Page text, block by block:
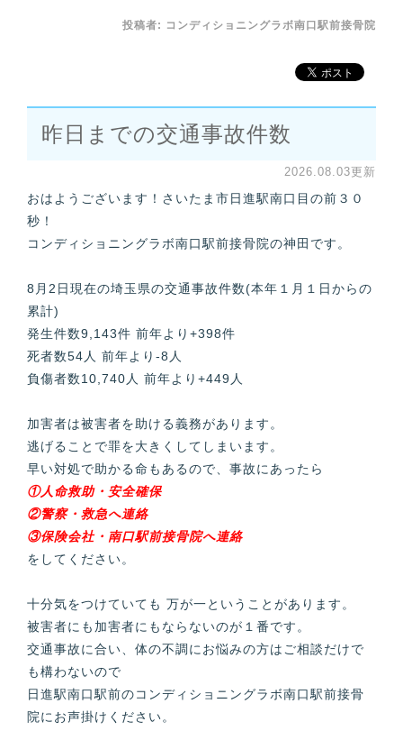
投稿者: コンディショニングラボ南口駅前接骨院
昨日までの交通事故件数
2026.08.03更新
おはようございます！さいたま市日進駅南口目の前３０
秒！
コンディショニングラボ南口駅前接骨院の神田です。
8月2日現在の埼玉県の交通事故件数(本年１月１日からの
累計)
発生件数9,143件 前年より+398件
死者数54人 前年より-8人
負傷者数10,740人 前年より+449人
加害者は被害者を助ける義務があります。
逃げることで罪を大きくしてしまいます。
早い対処で助かる命もあるので、事故にあったら
①人命救助・安全確保
②警察・救急へ連絡
③保険会社・南口駅前接骨院へ連絡
をしてください。
十分気をつけていても 万が一ということがあります。
被害者にも加害者にもならないのが１番です。
交通事故に合い、体の不調にお悩みの方はご相談だけで
も構わないので
日進駅南口駅前のコンディショニングラボ南口駅前接骨
院にお声掛けください。